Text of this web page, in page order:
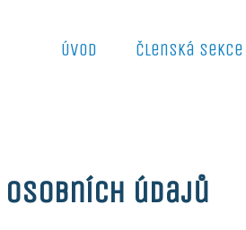
Úvod Členská sekce
osobních údajů